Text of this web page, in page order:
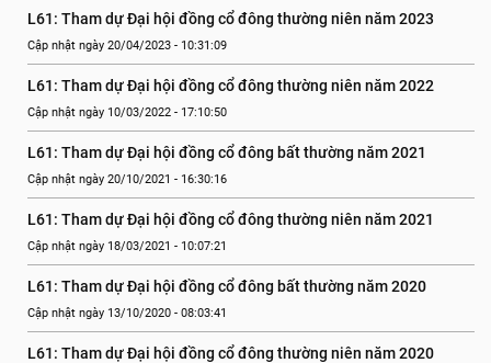
L61: Tham dự Đại hội đồng cổ đông thường niên năm 2023
Cập nhật ngày 20/04/2023 - 10:31:09
L61: Tham dự Đại hội đồng cổ đông thường niên năm 2022
Cập nhật ngày 10/03/2022 - 17:10:50
L61: Tham dự Đại hội đồng cổ đông bất thường năm 2021
Cập nhật ngày 20/10/2021 - 16:30:16
L61: Tham dự Đại hội đồng cổ đông thường niên năm 2021
Cập nhật ngày 18/03/2021 - 10:07:21
L61: Tham dự Đại hội đồng cổ đông bất thường năm 2020
Cập nhật ngày 13/10/2020 - 08:03:41
L61: Tham dự Đại hội đồng cổ đông thường niên năm 2020